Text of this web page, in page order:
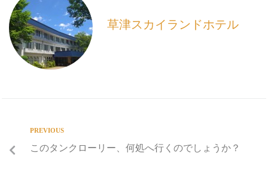
o
k
草津スカイランドホテル
PREVIOUS
このタンクローリー、何処へ行くのでしょうか？